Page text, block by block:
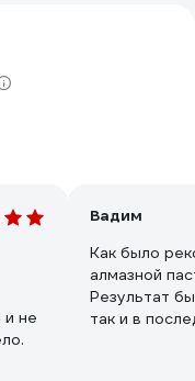
и не
Вадим
Как было
алмазной
Результат
так и в